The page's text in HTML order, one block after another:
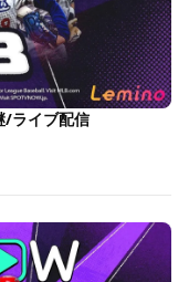
/ライブ配信